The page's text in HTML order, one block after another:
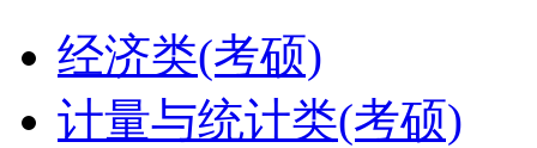
经济类(考硕)
计量与统计类(考硕)